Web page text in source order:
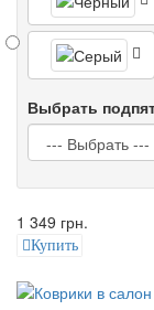
Выбрать
1 349 грн.
Купить